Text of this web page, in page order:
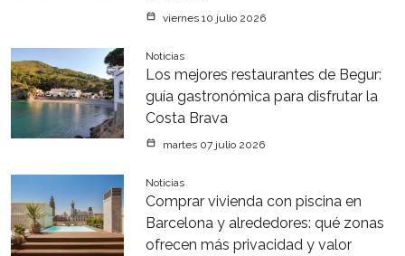
viernes 10 julio 2026
Noticias
Los mejores restaurantes de Begur:
guía gastronómica para disfrutar la
Costa Brava
martes 07 julio 2026
Noticias
Comprar vivienda con piscina en
Barcelona y alrededores: qué zonas
ofrecen más privacidad y valor